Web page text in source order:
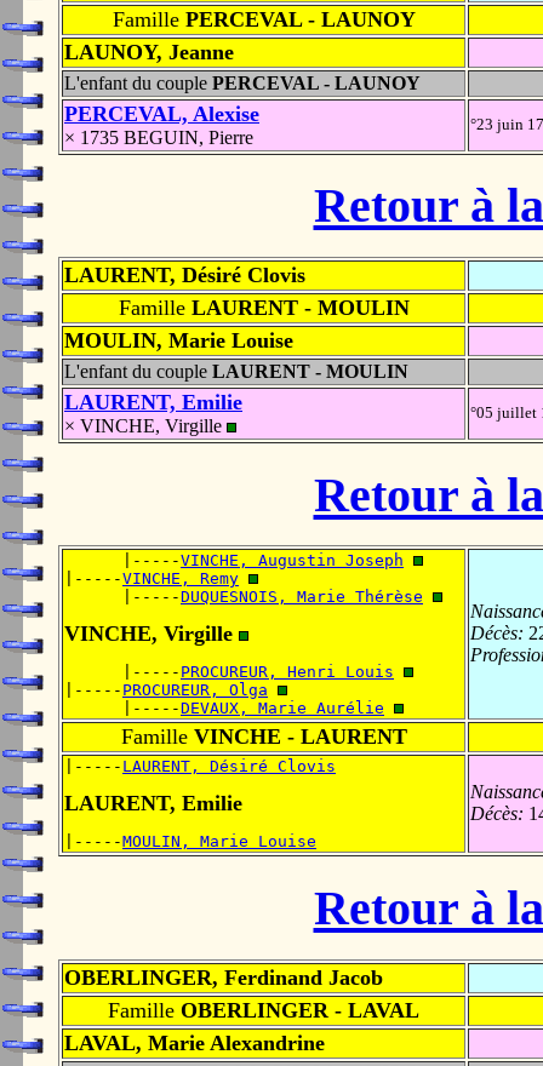
FamillePERCEVAL - LAUNOY
LAUNOY, Jeanne
L'enfant du couple PERCEVAL - LAUNOY
PERCEVAL, Alexise
× 1735 BEGUIN, Pierre
°23 juin
Retour à
LAURENT, Désiré Clovis
FamilleLAURENT - MOULIN
MOULIN, Marie Louise
L'enfant du couple LAURENT - MOULIN
LAURENT, Emilie
× VINCHE, Virgille
°05 juillet
Retour à
      |-----
VINCHE, Augustin Joseph
|-----VINCHE, Remy
      |-----
DUQUESNOIS, Marie Thérèse
VINCHE, Virgille
      |-----
PROCUREUR, Henri Louis
|----- PROCUREUR, Olga
      |-----
DEVAUX, Marie Aurélie
Décès:
FamilleVINCHE - LAURENT
|----- LAURENT, Désiré Clovis
LAURENT, Emilie
|-----MOULIN, Marie Louise
Décès:
Retour à
OBERLINGER, Ferdinand Jacob
Famille OBERLINGER - LAVAL
LAVAL, Marie Alexandrine